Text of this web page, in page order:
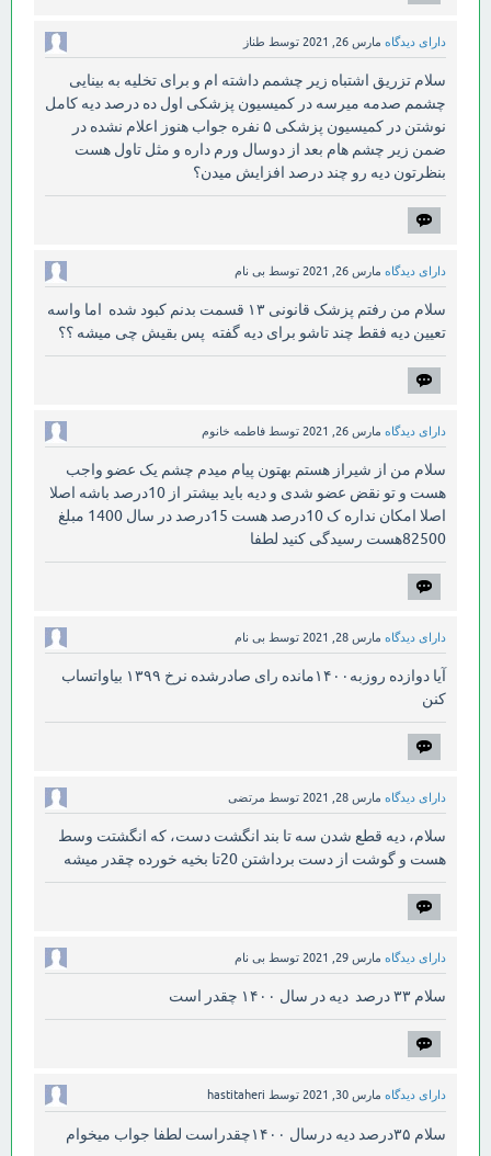
دارای دیدگاه مارس 26, 2021 توسط طناز
سلام تزریق اشتباه زیر چشمم داشته ام و برای تخلیه به بینایی
چشمم صدمه میرسه در کمیسیون پزشکی اول ده درصد دیه کامل
نوشتن در کمیسیون پزشکی ۵ نفره جواب هنوز اعلام نشده در
ضمن زیر چشم هام بعد از دوسال ورم داره و مثل تاول هست
بنظرتون دیه رو چند درصد افزایش میدن؟
دارای دیدگاه مارس 26, 2021 توسط بی نام
سلام من رفتم پزشک قانونی ۱۳ قسمت بدنم کبود شده اما واسه
تعیین دیه فقط چند تاشو برای دیه گفته پس بقیش چی میشه ؟؟
دارای دیدگاه مارس 26, 2021 توسط فاطمه خانوم
سلام من از شیراز هستم بهتون پیام میدم چشم یک عضو واجب
هست و تو نقض عضو شدی و دیه باید بیشتر از 10درصد باشه اصلا
اصلا امکان نداره ک 10درصد هست 15درصد در سال 1400 مبلغ
82500هست رسیدگی کنید لطفا
دارای دیدگاه مارس 28, 2021 توسط بی نام
آیا دوازده روزبه۱۴۰۰مانده رای صادرشده نرخ ۱۳۹۹ بیاواتساب
کنن
دارای دیدگاه مارس 28, 2021 توسط مرتضی
سلام، دیه قطع شدن سه تا بند انگشت دست، که انگشتت وسط
هست و گوشت از دست برداشتن 20تا بخیه خورده چقدر میشه
دارای دیدگاه مارس 29, 2021 توسط بی نام
سلام ۳۳ درصد دیه در سال ۱۴۰۰ چقدر است
دارای دیدگاه مارس 30, 2021 توسط hastitaheri
سلام ۳۵درصد دیه درسال ۱۴۰۰چقدراست لطفا جواب میخوام